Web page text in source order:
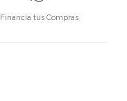
Financia tus Compras